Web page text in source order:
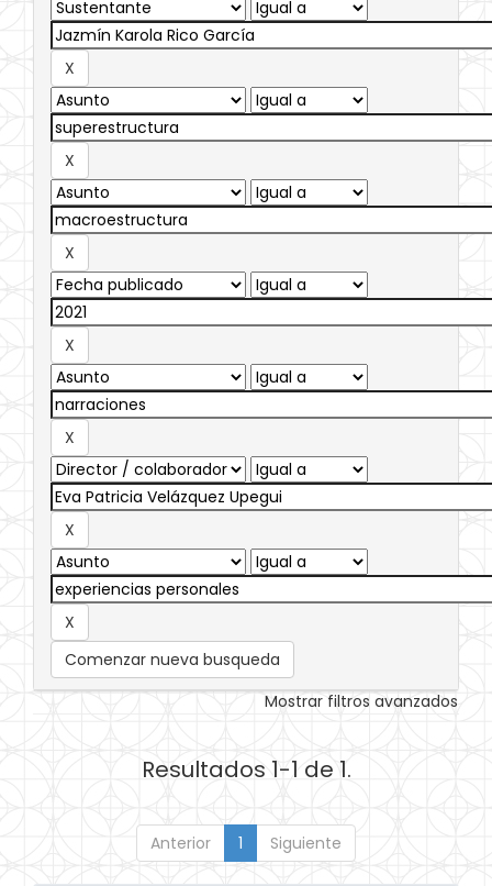
Comenzar nueva busqueda
Mostrar filtros avanzados
Resultados 1-1 de 1.
Anterior 1 Siguiente